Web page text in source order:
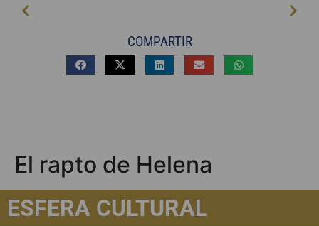
COMPARTIR
El rapto de Helena
ESFERA CULTURAL